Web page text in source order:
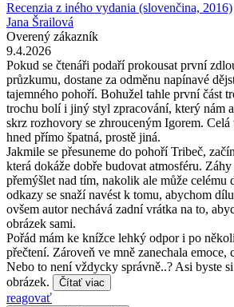
Recenzia z iného vydania (slovenčina, 2016)
Jana Šrailová
Overený zákazník
9.4.2026
Pokud se čtenáři podaří prokousat první
průzkumu, dostane za odměnu napínavé
tajemného pohoří. Bohužel tahle první část
trochu bolí i jiný styl zpracování, který nám
skrz rozhovory se zhrouceným Igorem.
hned přímo špatná, prostě jiná.
Jakmile se přesuneme do pohoří Tribeč,
která dokáže dobře budovat atmosféru.
přemýšlet nad tím, nakolik ale může
odkazy se snaží navést k tomu, abychom
ovšem autor nechává zadní vrátka na to,
obrázek sami.
Pořád mám ke knížce lehký odpor i po
přečtení. Zároveň ve mně zanechala emoce,
Nebo to není vždycky správně..? Asi byste
obrázek.
Čítať viac
reagovať